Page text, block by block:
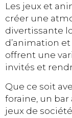
Les jeux et
créer une
divertissante
d’animation
offrent une
invités et
Que ce soit
foraine, un bar
jeux de